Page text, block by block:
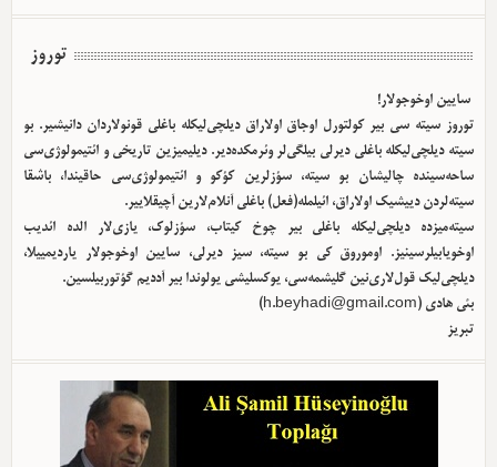
توروز
سایین اوخوجولار!
توروز سیته سی بیر کولتورل اوجاق اولا‌راق دیلچی‌لیکله باغلی قونولاردان دانیشیر. بو
سیته دیلچی‌لیکله باغلی دیرلی بیلگی‌لر وئرمکده‌دیر. دیلیمیزین تاریخی و ائتیمولوژی‌سی
ساحه‌سینده چالیشان بو سیته، سؤزلرین کؤکو و ائتیمولوژی‌سی حاقیندا، باشقا
سیته‌لردن دییشیک اولا‌راق، ائیلمله(فعل) باغلی آنلام‌لارین آچیقلاییر.
سیته‌میزده دیلچی‌لیکله باغلی بیر چوخ کیتاب، سؤزلوک، یازی‌لار الده ائدیب
اوخویابیلرسینیز. اوموروق کی بو سیته، سیز دیرلی، سایین اوخوجولار یاردیمییلا،
دیلچی‌لیک قول‌لاری‌نین گلیشمه‌سی، یوکسلیشی یولوندا بیر آددیم گؤتوربیلسین.
بئی هادی (h.beyhadi@gmail.com
)
تبریز